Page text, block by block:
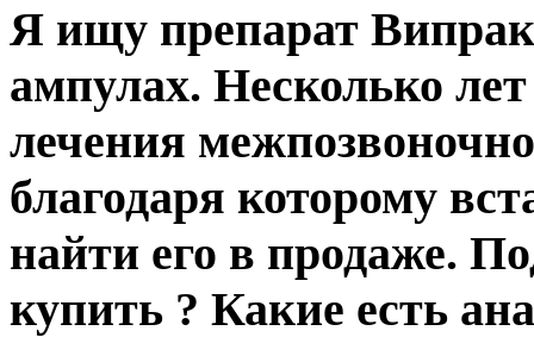
Я ищу препарат
ампулах. Несколько
лечения
благодаря которому
найти его в продаже.
купить ? Какие есть